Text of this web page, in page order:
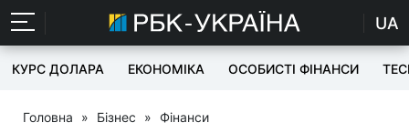
UA
КУРС ДОЛАРА ЕКОНОМІКА ОСОБИСТІ ФІНАНСИ
Головна » Бізнес » Фінанси